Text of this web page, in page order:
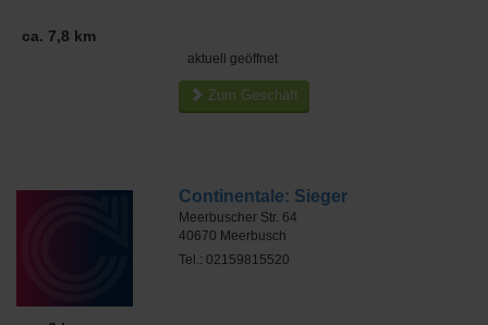
ca. 7,8 km
aktuell geöffnet
Zum Geschäft
Continentale: Sieger
Meerbuscher Str. 64
40670 Meerbusch
Tel.: 02159815520